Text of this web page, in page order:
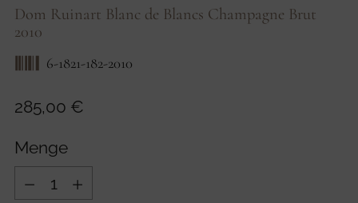
Dom Ruinart Blanc de Blancs Champagne Brut
2010
6-1821-182-2010
Regulärer
285,00 €
Menge
Menge